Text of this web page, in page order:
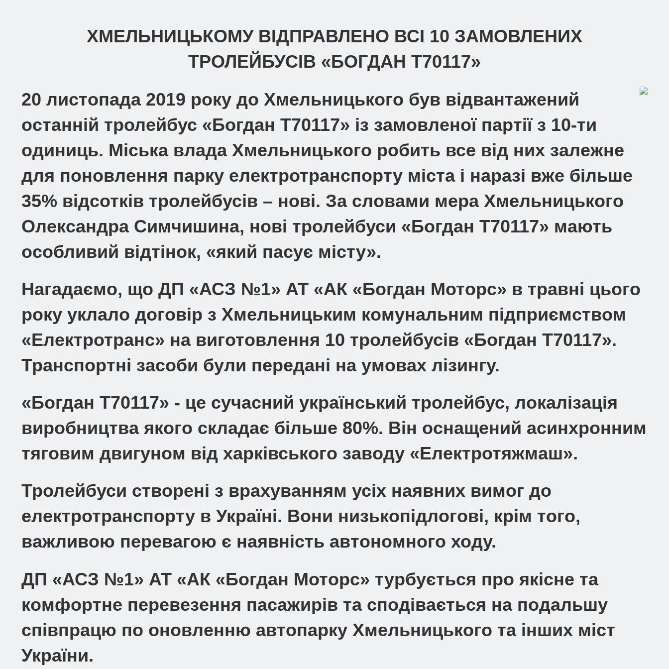
ХМЕЛЬНИЦЬКОМУ ВІДПРАВЛЕНО ВСІ 10 ЗАМОВЛЕНИХ
ТРОЛЕЙБУСІВ «БОГДАН Т70117»
20 листопада 2019 року до Хмельницького був відвантажений
останній тролейбус «Богдан Т70117» із замовленої партії з 10-ти
одиниць. Міська влада Хмельницького робить все від них залежне
для поновлення парку електротранспорту міста і наразі вже більше
35% відсотків тролейбусів – нові. За словами мера Хмельницького
Олександра Симчишина, нові тролейбуси «Богдан Т70117» мають
особливий відтінок, «який пасує місту».
Нагадаємо, що ДП «АСЗ №1» АТ «АК «Богдан Моторс» в травні цього
року уклало договір з Хмельницьким комунальним підприємством
«Електротранс» на виготовлення 10 тролейбусів «Богдан Т70117».
Транспортні засоби були передані на умовах лізингу.
«Богдан Т70117» - це сучасний український тролейбус, локалізація
виробництва якого складає більше 80%. Він оснащений асинхронним
тяговим двигуном від харківського заводу «Електротяжмаш».
Тролейбуси створені з врахуванням усіх наявних вимог до
електротранспорту в Україні. Вони низькопідлогові, крім того,
важливою перевагою є наявність автономного ходу.
ДП «АСЗ №1» АТ «АК «Богдан Моторс» турбується про якісне та
комфортне перевезення пасажирів та сподівається на подальшу
співпрацю по оновленню автопарку Хмельницького та інших міст
України.